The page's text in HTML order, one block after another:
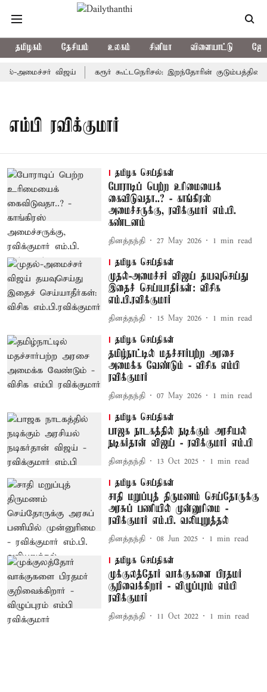
தமிழகம் தேசியம் உலகம் சினிமா விளையாட்டு
அமைச்சர் விஜய் கரூர் கூட்டநெரிசல்: இறந்தோரின்
எம்பி ரவிக்குமார்
தமிழக செய்திகள்
போராடிப் பெற்ற உரிமையைக்
கைவிடுவதா..? - காங்கிரஸ்
அமைச்சருக்கு, ரவிக்குமார் எம்.பி.
கண்டனம்
தினத்தந்தி 27 May 2026 1 min read
தமிழக செய்திகள்
முதல்-அமைச்சர் விஜய் தயவுசெய்து
இதைச் செய்யாதீர்கள்: விசிக
எம்.பி.ரவிக்குமார்
தினத்தந்தி 15 May 2026 1 min read
தமிழக செய்திகள்
தமிழ்நாட்டில் மதச்சார்பற்ற அரசை
அமைக்க வேண்டும் - விசிக எம்பி
ரவிக்குமார்
தினத்தந்தி 07 May 2026 1 min read
தமிழக செய்திகள்
பாஜக நாடகத்தில் நடிக்கும் அரசியல்
நடிகர்தான் விஜய் - ரவிக்குமார் எம்.பி
தினத்தந்தி 13 Oct 2025 1 min read
தமிழக செய்திகள்
சாதி மறுப்புத் திருமணம் செய்தோருக்கு
அரசுப் பணியில் முன்னுரிமை -
ரவிக்குமார் எம்.பி. வலியுறுத்தல்
தினத்தந்தி 08 Jun 2025 1 min read
தமிழக செய்திகள்
முக்குலத்தோர் வாக்குகளை பிரதமர்
குறிவைக்கிறார் - விழுப்புரம் எம்பி
ரவிக்குமார்
தினத்தந்தி 11 Oct 2022 1 min read